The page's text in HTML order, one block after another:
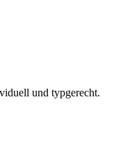
und typgerecht.